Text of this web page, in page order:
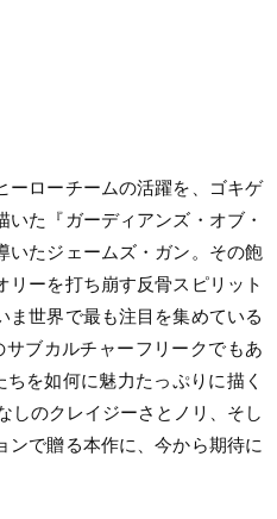
ーローチームの活躍を、ゴキゲ
た『ガーディアンズ・オブ・
いたジェームズ・ガン。その飽
リーを打ち崩す反骨スピリット
ま世界で最も注目を集めている
サブカルチャーフリークでもあ
ちを如何に魅力たっぷりに描く
しのクレイジーさとノリ、そし
ンで贈る本作に、今から期待に